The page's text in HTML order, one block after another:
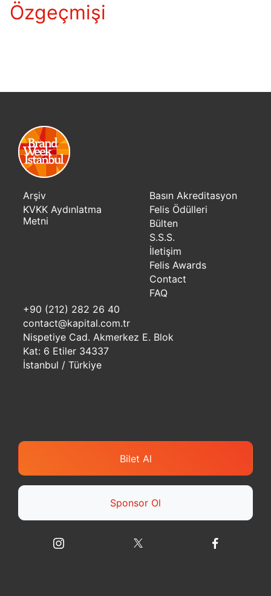
Özgeçmişi
Arşiv
KVKK Aydınlatma
Metni
Basın Akreditasyon
Felis Ödülleri
Bülten
S.S.S.
İletişim
Felis Awards
Contact
FAQ
+90 (212) 282 26 40
contact@kapital.com.tr
Nispetiye Cad. Akmerkez E. Blok
Kat: 6 Etiler 34337
İstanbul / Türkiye
Bilet Al
Sponsor Ol